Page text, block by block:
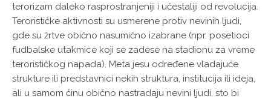
terorizam daleko rasprostranjeniji i učestaliji od revolucija.
Terorističke aktivnosti su usmerene protiv nevinih ljudi,
gde su žrtve obično nasumično izabrane (npr. posetioci
fudbalske utakmice koji se zadese na stadionu za vreme
terorističkog napada). Meta jesu određene vladajuće
strukture ili predstavnici nekih struktura, institucija ili ideja,
ali u samom činu obično nastradaju nevini ljudi, sto bi